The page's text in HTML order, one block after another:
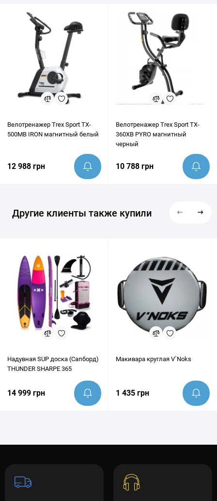
консультацию и помочь убедиться, что этот товар идеально
подходит под ваши цели.
Велотренажер Trex Sport TX-
500MB IRON магнитный белый
12 988 грн
Велотренажер Trex Sport TX-
360XB PYRO магнитный
черный
10 788 грн
Другие клиенты также купили
Надувная SUP доска (Сапборд)
THUNDER SHARPE 365
14 999 грн
Макивара круглая V`Noks
1 435 грн